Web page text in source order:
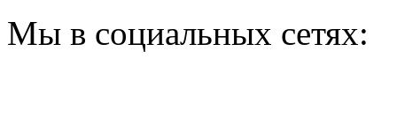
Мы в социальных сетях: